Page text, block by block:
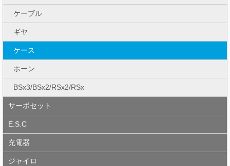
ケーブル
ギヤ
ケース
ホーン
BSx3/BSx2/RSx2/RSx
サーボセット
E.S.C
充電器
ジャイロ